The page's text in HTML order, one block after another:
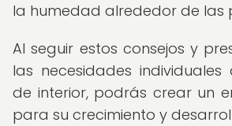
la humedad alrededor de las
Al seguir estos consejos y
las necesidades
de interior, podrás crear un
para su crecimiento y